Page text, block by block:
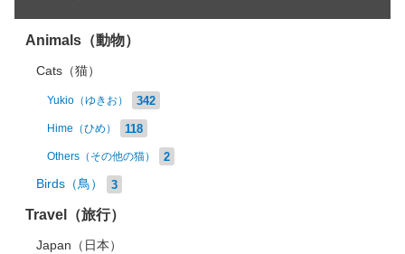
Animals（動物）
Cats（猫）
Yukio（ゆきお） 342
Hime（ひめ） 118
Others（その他の猫） 2
Birds（鳥） 3
Travel（旅行）
Japan（日本）